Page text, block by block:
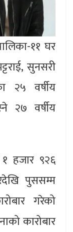
११ घर
सुनसरी
२५ वर्षीय
२७ वर्षीय
हजार ९२६
पुससम्म
गरेको
कारोबार